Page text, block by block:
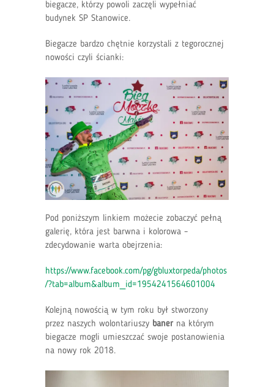
biegacze, którzy powoli zaczęli wypełniać
budynek SP Stanowice.
Biegacze bardzo chętnie korzystali z tegorocznej
nowości czyli ścianki:
Pod poniższym linkiem możecie zobaczyć pełną
galerię, która jest barwna i kolorowa –
zdecydowanie warta obejrzenia:
https://www.facebook.com/pg/gbluxtorpeda/photos
/?tab=album&album_id=1954241564601004
Kolejną nowością w tym roku był stworzony
przez naszych wolontariuszy banerna którym
biegacze mogli umieszczać swoje postanowienia
na nowy rok 2018.